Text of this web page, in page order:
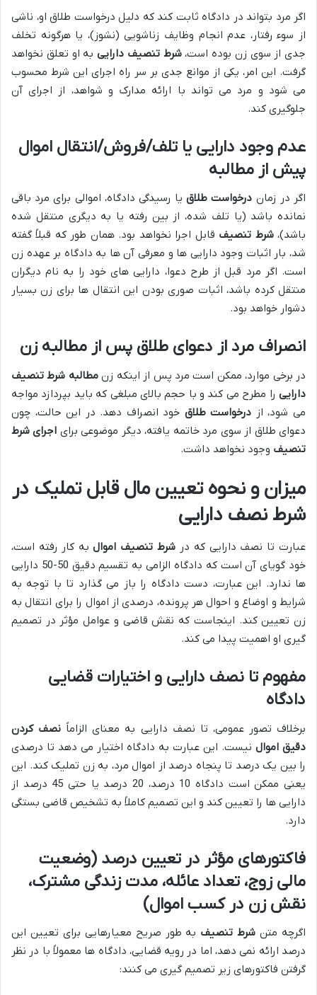
اگر مرد بتواند در دادگاه ثابت کند که دلیل درخواست طلاق او، ناشی
از سوء رفتار، عدم انجام وظایف زناشویی (نشوز)، یا هرگونه تخلف
جدی از سوی زن بوده است،شرط تنصیف دارایی به او تعلق نخواهد
گرفت. این امر، یکی از موانع جدی بر سر راه اجرای این شرط محسوب
می شود و مرد می تواند با ارائه مدارک و شواهد، از اجرای آن
جلوگیری کند.
عدم وجود دارایی یا تلف/فروش/انتقال اموال
پیش از مطالبه
اگر در زمان درخواست طلاقیا رسیدگی دادگاه، اموالی برای مرد باقی
نمانده باشد (یا تلف شده، از بین رفته یا به دیگری منتقل شده
باشد)،شرط تنصیف قابل اجرا نخواهد بود. همان طور که قبلاً گفته
شد، بار اثبات وجود دارایی ها و معرفی آن ها به دادگاه بر عهده زن
است. اگر مرد قبل از طرح دعوا، دارایی های خود را به نام دیگران
منتقل کرده باشد، اثبات صوری بودن این انتقال ها برای زن بسیار
دشوار خواهد بود.
انصراف مرد از دعوای طلاق پس از مطالبه زن
در برخی موارد، ممکن است مرد پس از اینکه زنمطالبه شرط تنصیف
دارایی را مطرح می کند و با حجم بالای مبلغی که باید بپردازد مواجه
می شود، از درخواست طلاق خود انصراف دهد. در این حالت، چون
دعوای طلاق از سوی مرد خاتمه یافته، دیگر موضوعی برای اجرای شرط
تنصیف وجود نخواهد داشت.
میزان و نحوه تعیین مال قابل تملیک در
شرط نصف دارایی
عبارت تا نصف دارایی که در شرط تنصیف اموالبه کار رفته است،
خود گویای آن است که دادگاه الزامی به تقسیم دقیق 50-50 دارایی
ها ندارد. این عبارت، دست دادگاه را باز می گذارد تا با توجه به
شرایط و اوضاع و احوال هر پرونده، درصدی از اموال را برای انتقال به
زن تعیین کند. اینجاست که نقش قاضی و عوامل مؤثر در تصمیم
گیری او اهمیت پیدا می کند.
مفهوم تا نصف دارایی و اختیارات قضایی
دادگاه
برخلاف تصور عمومی، تا نصف دارایی به معنای الزاماً نصف کردن
دقیق اموال نیست. این عبارت به دادگاه اختیار می دهد تا درصدی
را بین یک درصد تا پنجاه درصد از اموال مرد، به زن تملیک کند. این
یعنی ممکن است دادگاه 10 درصد، 20 درصد یا حتی 45 درصد از
دارایی ها را تعیین کند و این تصمیم کاملاً به تشخیص قاضی بستگی
دارد.
فاکتورهای مؤثر در تعیین درصد (وضعیت
مالی زوج، تعداد عائله، مدت زندگی مشترک،
نقش زن در کسب اموال)
اگرچه متن شرط تنصیف به طور صریح معیارهایی برای تعیین این
درصد ارائه نمی دهد، اما در رویه قضایی، دادگاه ها معمولاً با در نظر
گرفتن فاکتورهای زیر تصمیم گیری می کنند: